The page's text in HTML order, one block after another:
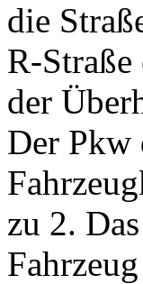
die
R-
der
Der Pkw
zu 2.